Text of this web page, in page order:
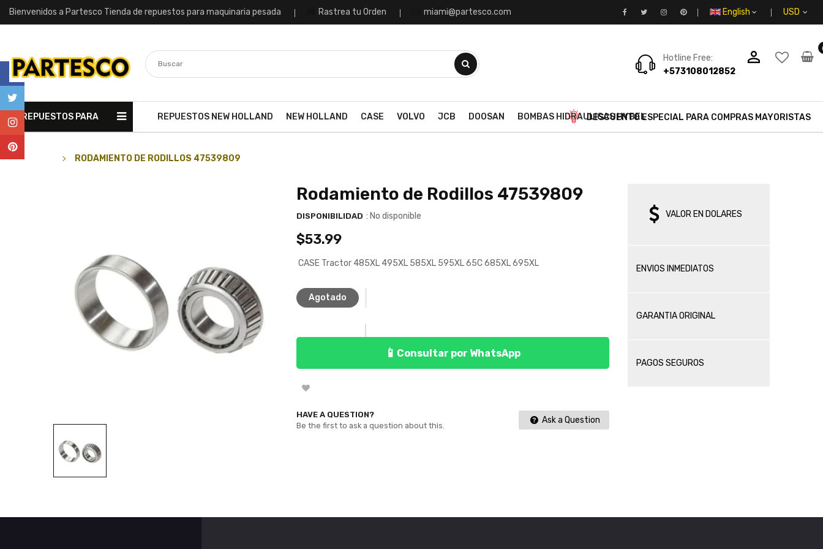
Bienvenidos a Partesco Tienda de repuestos para maquinaria pesada Rastrea tu Orden miami@partesco.com English
person_outline
Hotline Free:
+573108012852
REPUESTOS PARA REPUESTOS NEW HOLLAND NEW HOLLAND CASE VOLVO JCB DOOSAN BOMBAS HIDRAULICAS HYBELDESCUENTO ESPECIAL PARA COMPRAS MAYORISTAS
RODAMIENTO DE RODILLOS 47539809
Rodamiento de Rodillos 47539809
DISPONIBILIDAD : No disponible
$53.99
CASE Tractor 485XL 495XL 585XL 595XL 65C 685XL 695XL
Agotado
📱 Consultar por WhatsApp
HAVE A QUESTION?
Be the first to ask a question about this.
Ask a Question
VALOR EN DOLARES
ENVIOS INMEDIATOS
GARANTIA ORIGINAL
PAGOS SEGUROS